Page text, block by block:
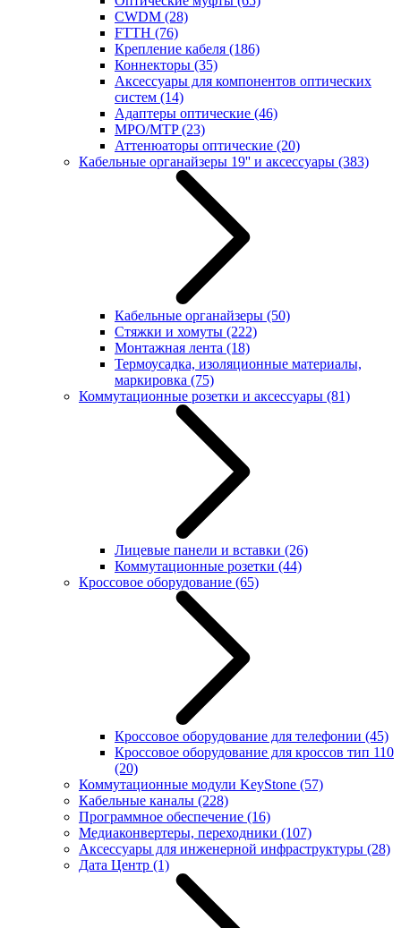
CWDM (28)
FTTH (76)
Крепление кабеля (186)
Коннекторы (35)
Аксессуары для компонентов оптических
систем (14)
Адаптеры оптические (46)
MPO/MTP(23)
Аттенюаторы оптические (20)
Кабельные органайзеры 19'' и аксессуары (383)
Кабельные органайзеры (50)
Стяжки и хомуты (222)
Монтажная лента (18)
Термоусадка, изоляционные материалы,
маркировка (75)
Коммутационные розетки и аксессуары (81)
Лицевые панели и вставки (26)
Коммутационные розетки (44)
Кроссовое оборудование (65)
Кроссовое оборудование для телефонии (45)
Кроссовое оборудование для кроссов тип 110
(20)
Коммутационные модули KeyStone (57)
Кабельные каналы (228)
Программное обеспечение (16)
Медиаконвертеры, переходники (107)
Аксессуары для инженерной инфраструктуры (28)
Дата Центр (1)